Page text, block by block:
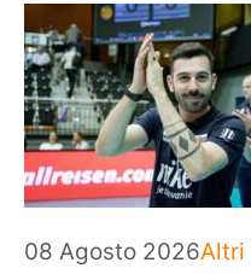
08 Agosto 2026Altri